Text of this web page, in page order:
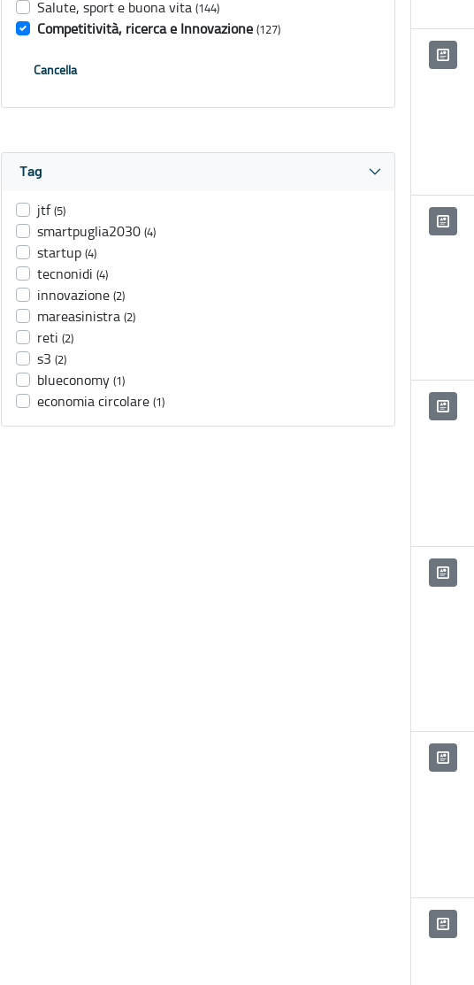
Salute, sport e buona vita (144)
Competitività, ricerca e Innovazione (127)
Cancella
Tag
jtf (5)
smartpuglia2030 (4)
startup (4)
tecnonidi (4)
innovazione (2)
mareasinistra (2)
reti (2)
s3 (2)
blueconomy (1)
economia circolare (1)